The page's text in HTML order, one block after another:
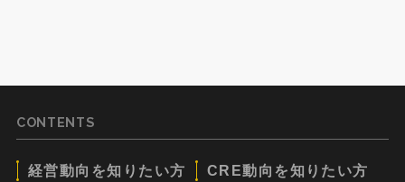
CONTENTS
経営動向を知りたい方 CRE動向を知りたい方